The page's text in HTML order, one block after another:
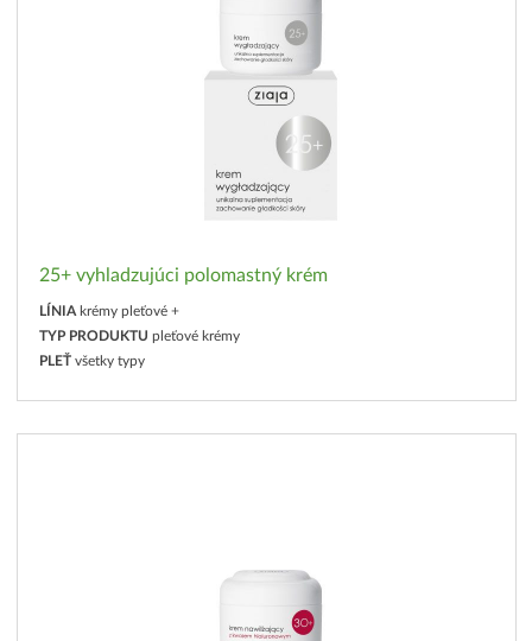
25+ vyhladzujúci polomastný krém
LÍNIA krémy pleťové +
TYP PRODUKTU pleťové krémy
PLEŤ všetky typy